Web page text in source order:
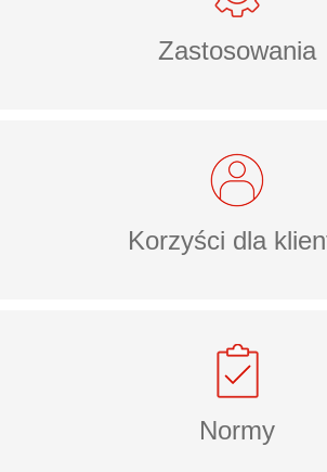
Zastosowania
Korzyści dla
Normy